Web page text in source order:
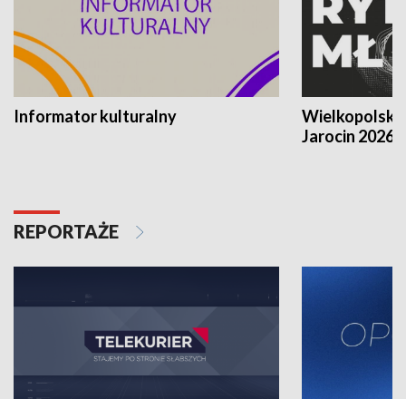
Informator kulturalny
Jarocin 2026
REPORTAŻE